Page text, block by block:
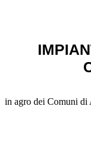
in agro dei Comuni di